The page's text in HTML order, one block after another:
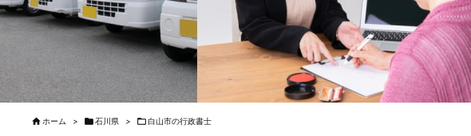
 ホーム > 石川県 > 白山市の行政書士